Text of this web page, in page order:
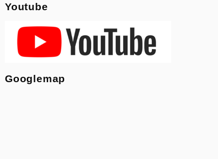
Youtube
Googlemap